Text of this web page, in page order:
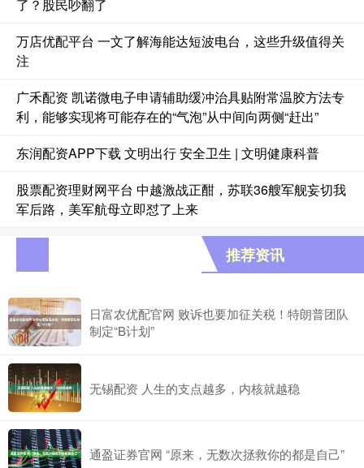
了？股民吵翻了
万店优配平台 一文了解海能达短波电台，这些升级值得关
注
广禾配资 凯诺微电子申请辅助缓冲治具贴附常温胶方法专
利，能够实现将可能存在的“气泡”从中间向两侧“赶出”
东润配资APP下载 文明出行 安全卫生 | 文明健康科普
股票配资理财网平台 中越激战正酣，苏联36艘军舰妄切我
军后路，美军航母立即怼了上来
推荐资讯
日富农优配官网 败诉也要加征关税！特朗普团队
制定“B计划”
无锡配资 人生的支点越多，内核就越稳
通盈证券官网 “原来，无数次拯救你的都是自己”